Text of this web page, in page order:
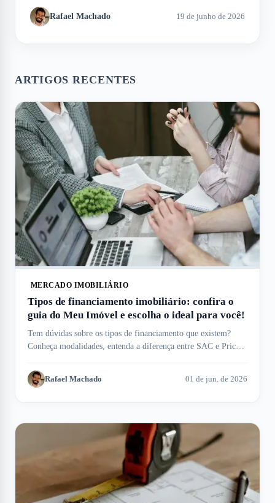
Rafael Machado 19 de junho de 2026
ARTIGOS RECENTES
MERCADO IMOBILIÁRIO
Tipos de financiamento imobiliário: confira o
guia do Meu Imóvel e escolha o ideal para você!
Tem dúvidas sobre os tipos de financiamento que existem?
Conheça modalidades, entenda a diferença entre SAC e Price e
Rafael Machado 01 de jun. de 2026